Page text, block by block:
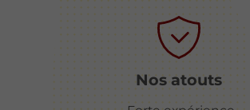
Nos atouts